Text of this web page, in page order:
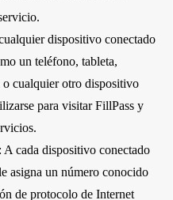
dispositivo conectado
un teléfono, tableta,
o cualquier otro dispositivo
para visitar FillPass y
cada dispositivo conectado
asigna un número conocido
de protocolo de Internet